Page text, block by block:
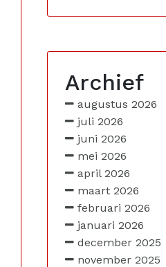
Archief
augustus 2026
juli 2026
juni 2026
mei 2026
april 2026
maart 2026
februari 2026
januari 2026
december 2025
november 2025